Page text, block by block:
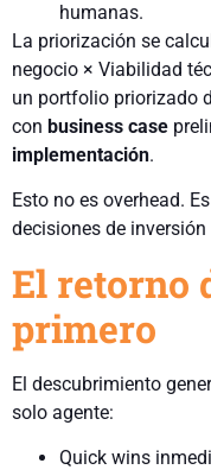
humanas.
La priorización se
negocio × Viabilidad
un portfolio priorizado
con business case
implementación.
Esto no es overhead.
decisiones de
El retorno
primero
El descubrimiento
solo agente:
Quick wins